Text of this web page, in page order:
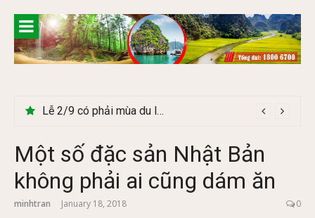
content
Cây Ráy khổng lồ tại vườn Quốc gia Cúc Phương
Một số đặc sản Nhật Bản
không phải ai cũng dám ăn
minhtran January 18, 2018 0